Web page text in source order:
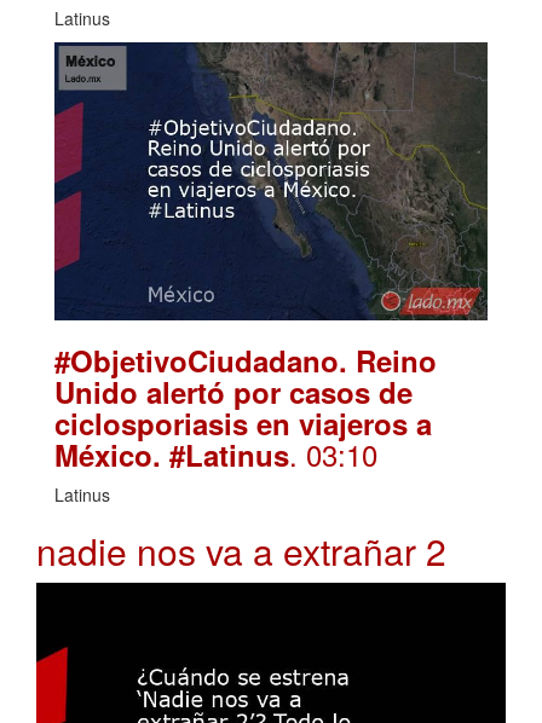
Latinus
#ObjetivoCiudadano. Reino
Unido alertó por casos de
ciclosporiasis en viajeros a
México. #Latinus. 03:10
Latinus
nadie nos va a extrañar 2